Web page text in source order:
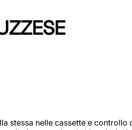
stessa nelle cassette e